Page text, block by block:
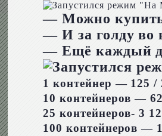
— Можно купить
— И за голду во
— Ещё каждый
1 контейнер — 125 /
10 контейнеров —
25 контейнеров- 3
100 контейнеров —